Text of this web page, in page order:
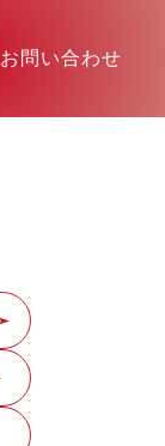
お問い合わせ